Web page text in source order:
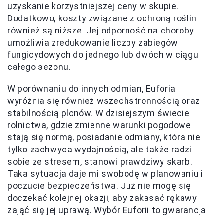
uzyskanie korzystniejszej ceny w skupie.
Dodatkowo, koszty związane z ochroną roślin
również są niższe. Jej odporność na choroby
umożliwia zredukowanie liczby zabiegów
fungicydowych do jednego lub dwóch w ciągu
całego sezonu.
W porównaniu do innych odmian, Euforia
wyróżnia się również wszechstronnością oraz
stabilnością plonów. W dzisiejszym świecie
rolnictwa, gdzie zmienne warunki pogodowe
stają się normą, posiadanie odmiany, która nie
tylko zachwyca wydajnością, ale także radzi
sobie ze stresem, stanowi prawdziwy skarb.
Taka sytuacja daje mi swobodę w planowaniu i
poczucie bezpieczeństwa. Już nie mogę się
doczekać kolejnej okazji, aby zakasać rękawy i
zająć się jej uprawą. Wybór Euforii to gwarancja